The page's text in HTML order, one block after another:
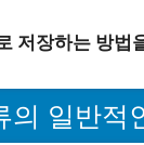
저장하는 방법
의 일반적